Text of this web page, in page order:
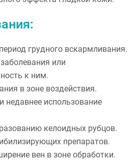
грудного вскармливания.
или
к ним.
в зоне воздействия.
недавнее использование
келоидных рубцов.
препаратов.
вен в зоне обработки.